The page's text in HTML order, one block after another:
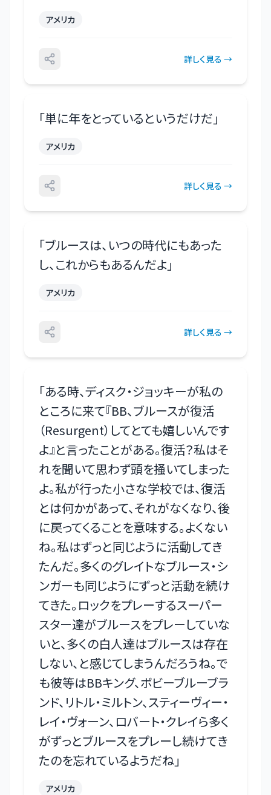
アメリカ
詳しく見る →
「単に年をとっているというだけだ 」
アメリカ
詳しく見る →
「ブルースは、いつの時代にもあった
し、これからもあるんだよ 」
アメリカ
詳しく見る →
「ある時、ディスク・ジョッキーが私の
ところに来て『BB、ブルースが復活
（Resurgent）してとても嬉しいんです
よ』と言ったことがある。復活？私はそ
れを聞いて思わず頭を掻いてしまった
よ。私が行った小さな学校では、復活
とは何かがあって、それがなくなり、後
に戻ってくることを意味する。よくない
ね。私はずっと同じように活動してき
たんだ。多くのグレイトなブルース・シ
ンガーも同じようにずっと活動を続け
てきた。ロックをプレーするスーパー
スター達がブルースをプレーしていな
いと、多くの白人達はブルースは存在
しない、と感じてしまうんだろうね。で
も彼等はBBキング、ボビーブルーブラ
ンド、リトル・ミルトン、スティーヴィー・
レイ・ヴォーン、ロバート・クレイら多く
がずっとブルースをプレーし続けてき
たのを忘れているようだね」
アメリカ